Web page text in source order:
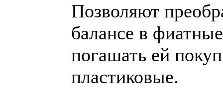
Позволяют
балансе в
погашать ей
пластиковые.